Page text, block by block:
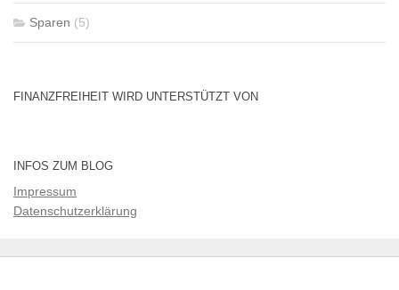
Sparen (5)
FINANZFREIHEIT WIRD UNTERSTÜTZT VON
INFOS ZUM BLOG
Impressum
Datenschutzerklärung